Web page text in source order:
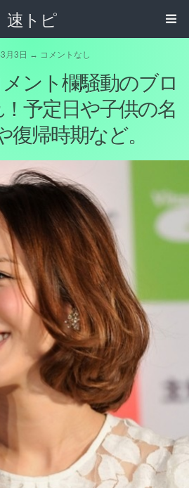
速トピ
月3日 ↔ コメントなし
ント欄騒動のブロ
予定日や子供の名
復帰時期など。